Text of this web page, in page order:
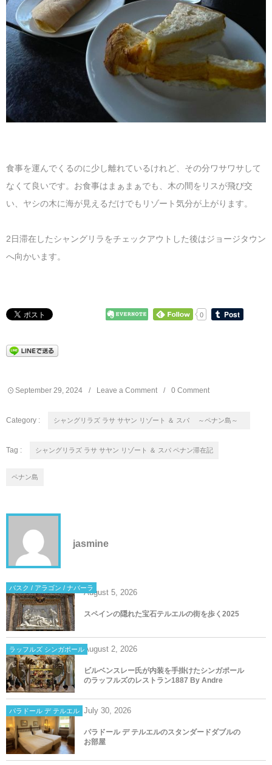
食事を運んでくるのに少し離れているけれど、その分ワサワサして
なくて良いです。お食事はまぁまぁでも、木の間をリスが飛び交
い、ヤシの木に海が見えるだけでもリゾート気分が上がります。
2日滞在したシャングリラをチェックアウトした後はジョージタウン
へ向かいます。
0
September 29,2024 Leave a Comment 0 Comment
Category : シャングリラズ ラサ サヤン リゾート ＆ スパ ～ペナン島～
Tag : シャングリラズ ラサ サヤン リゾート ＆ スパ ペナン滞在記
ペナン島
jasmine
バスク / アラゴン / ナバーラAugust 5, 2026
スペインの隠れた宝石テルエルの街を歩く2025
ラッフルズ シンガポールAugust 2, 2026
ビルベンスレー氏が内装を手掛けたシンガポール
のラッフルズのレストラン1887 By Andre
パラドール デ テルエル July 30, 2026
パラドール デ テルエルのスタンダードダブルの
お部屋